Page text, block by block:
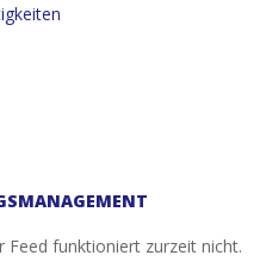
Feed funktioniert zurzeit nicht.